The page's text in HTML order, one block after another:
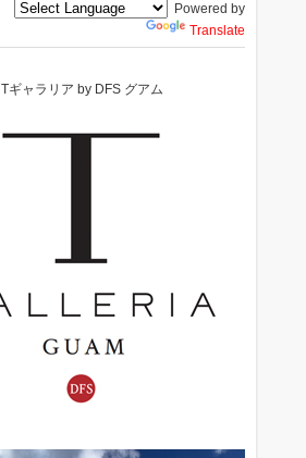
Powered by
Translate
Tギャラリア by DFS グアム